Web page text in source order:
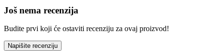
Još nema recenzija
Budite prvi koji će ostaviti recenziju za ovaj proizvod!
Napišite recenziju